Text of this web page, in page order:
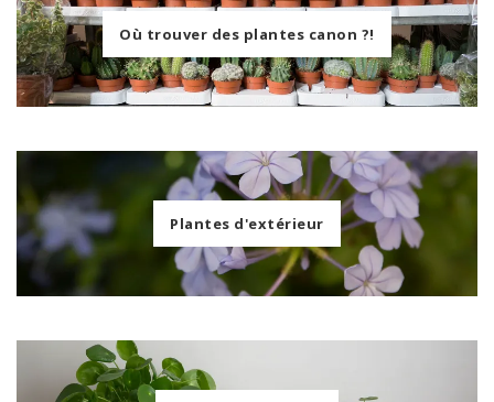
Où trouver des plantes canon ?!
Plantes d'extérieur